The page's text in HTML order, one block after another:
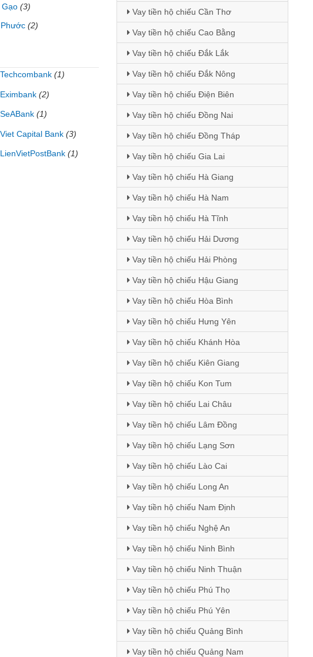
(3)
(2)
Techcombank (1)
Eximbank (2)
SeABank (1)
Viet Capital Bank (3)
LienVietPostBank (1)
Vay tiền hộ chiếu Cần Thơ
Vay tiền hộ chiếu Cao Bằng
Vay tiền hộ chiếu Đắk Lắk
Vay tiền hộ chiếu Đắk Nông
Vay tiền hộ chiếu Điện Biên
Vay tiền hộ chiếu Đồng Nai
Vay tiền hộ chiếu Đồng Tháp
Vay tiền hộ chiếu Gia Lai
Vay tiền hộ chiếu Hà Giang
Vay tiền hộ chiếu Hà Nam
Vay tiền hộ chiếu Hà Tĩnh
Vay tiền hộ chiếu Hải Dương
Vay tiền hộ chiếu Hải Phòng
Vay tiền hộ chiếu Hậu Giang
Vay tiền hộ chiếu Hòa Bình
Vay tiền hộ chiếu Hưng Yên
Vay tiền hộ chiếu Khánh Hòa
Vay tiền hộ chiếu Kiên Giang
Vay tiền hộ chiếu Kon Tum
Vay tiền hộ chiếu Lai Châu
Vay tiền hộ chiếu Lâm Đồng
Vay tiền hộ chiếu Lạng Sơn
Vay tiền hộ chiếu Lào Cai
Vay tiền hộ chiếu Long An
Vay tiền hộ chiếu Nam Định
Vay tiền hộ chiếu Nghệ An
Vay tiền hộ chiếu Ninh Bình
Vay tiền hộ chiếu Ninh Thuận
Vay tiền hộ chiếu Phú Thọ
Vay tiền hộ chiếu Phú Yên
Vay tiền hộ chiếu Quảng Bình
Vay tiền hộ chiếu Quảng Nam